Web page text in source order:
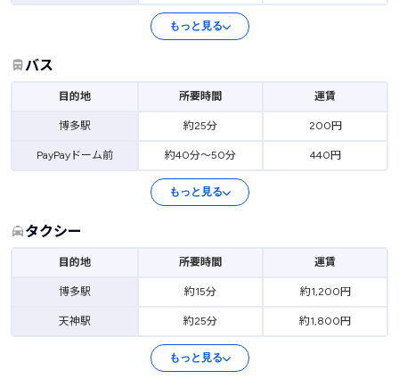
もっと見る
バス
目的地 所要時間 運賃
博多駅 約25分 200円
PayPayドーム前 約40分～50分 440円
もっと見る
タクシー
目的地 所要時間 運賃
博多駅 約15分 約1,200円
天神駅 約25分 約1,800円
もっと見る